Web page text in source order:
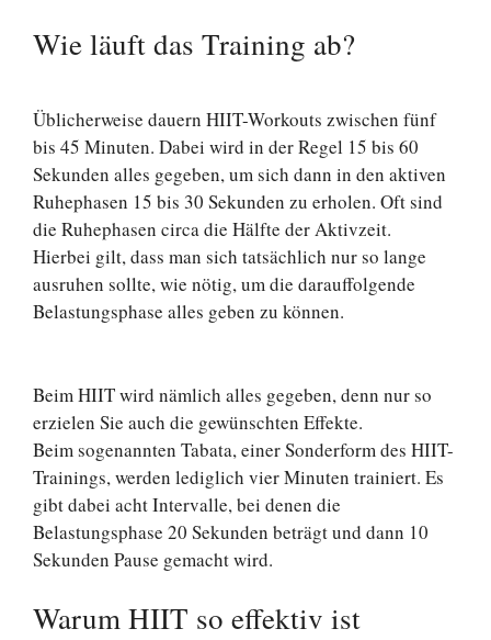
Wie läuft das Training ab?
Üblicherweise dauern HIIT-Workouts zwischen fünf
bis 45 Minuten. Dabei wird in der Regel 15 bis 60
Sekunden alles gegeben, um sich dann in den aktiven
Ruhephasen 15 bis 30 Sekunden zu erholen. Oft sind
die Ruhephasen circa die Hälfte der Aktivzeit.
Hierbei gilt, dass man sich tatsächlich nur so lange
ausruhen sollte, wie nötig, um die darauffolgende
Belastungsphase alles geben zu können.
Beim HIIT wird nämlich alles gegeben, denn nur so
erzielen Sie auch die gewünschten Effekte.
Beim sogenannten Tabata, einer Sonderform des HIIT-
Trainings, werden lediglich vier Minuten trainiert. Es
gibt dabei acht Intervalle, bei denen die
Belastungsphase 20 Sekunden beträgt und dann 10
Sekunden Pause gemacht wird.
Warum HIIT so effektiv ist